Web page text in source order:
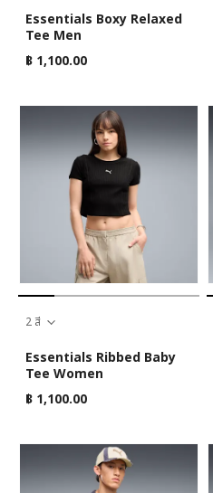
Essentials Boxy Relaxed
Tee Men
฿ 1,100.00
2 สี
Essentials Ribbed Baby
Tee Women
฿ 1,100.00